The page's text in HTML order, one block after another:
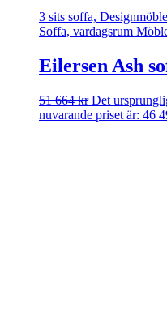
3 sits soffa,
Soffa, vardagsrum
Eilersen Ash
51 664kr Det
nuvarande priset är: 46